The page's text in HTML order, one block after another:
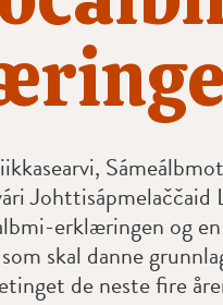
Sámeálbmot
Johttisápmelaččaid
erklæringen og en
skal danne
de neste fire